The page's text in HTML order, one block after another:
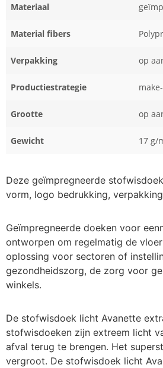
Materiaal
Material fibers
Verpakking op
Productiestrategie
Grootte op
Gewicht 17 g/
Deze geïmpregneerde
vorm, logo bedrukking,
Geïmpregneerde doeken voor
ontworpen om regelmatig de
oplossing voor sectoren of
gezondheidszorg, de zorg voor
winkels.
De stofwisdoek licht Avanette
stofwisdoeken zijn extreem licht
afval terug te brengen. Het
vergroot. De stofwisdoek licht